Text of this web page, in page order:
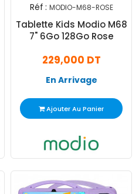
Réf : MODIO-M68-ROSE
Tablette Kids Modio M68
7" 6Go 128Go Rose
229,000 DT
En Arrivage
Ajouter Au Panier